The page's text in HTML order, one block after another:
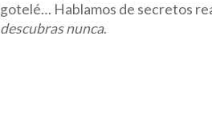
gotelé… Hablamos de secretos
descubras nunca.